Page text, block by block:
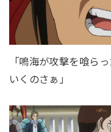
「鳴海が攻撃を喰ら
いくのさぁ」